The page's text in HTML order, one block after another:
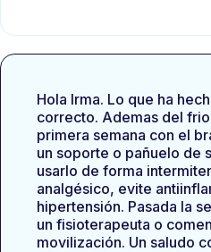
Hola Irma. Lo que ha
correcto. Ademas del
primera semana con el
un soporte o pañuelo de
usarlo de forma
analgésico, evite
hipertensión. Pasada la
un fisioterapeuta o
movilización. Un saludo